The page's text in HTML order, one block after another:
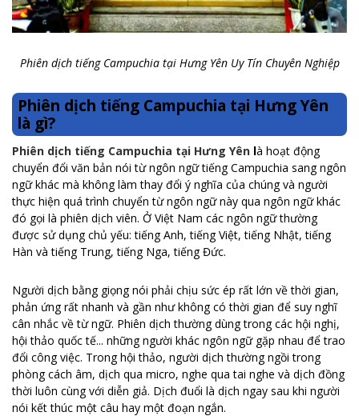
Phiên dịch tiếng Campuchia tại Hưng Yên Uy Tín Chuyên Nghiệp
Phiên dịch tiếng Campuchia tại Hưng Yên
là gì?
Phiên dịch tiếng Campuchia tại Hưng Yên là hoạt động
chuyển đổi văn bản nói từ ngôn ngữ tiếng Campuchia sang ngôn
ngữ khác mà không làm thay đổi ý nghĩa của chúng và người
thực hiện quá trình chuyển từ ngôn ngữ này qua ngôn ngữ khác
đó gọi là phiên dịch viên. Ở Việt Nam các ngôn ngữ thường
được sử dụng chủ yếu: tiếng Anh, tiếng Việt, tiếng Nhật, tiếng
Hàn và tiếng Trung, tiếng Nga, tiếng Đức.
Người dịch bằng giọng nói phải chịu sức ép rất lớn về thời gian,
phản ứng rất nhanh và gần như không có thời gian để suy nghĩ
cân nhắc về từ ngữ. Phiên dịch thường dùng trong các hội nghị,
hội thảo quốc tế... những người khác ngôn ngữ gặp nhau để trao
đổi công việc. Trong hội thảo, người dịch thường ngồi trong
phòng cách âm, dịch qua micro, nghe qua tai nghe và dịch đồng
thời luôn cùng với diễn giả. Dịch đuổi là dịch ngay sau khi người
nói kết thúc một câu hay một đoạn ngắn.